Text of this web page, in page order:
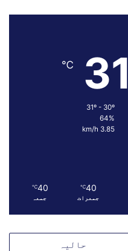
31
℃
64%
3.85 km/h
40
℃
جمعرات
40
℃
جمعہ
حالیہ